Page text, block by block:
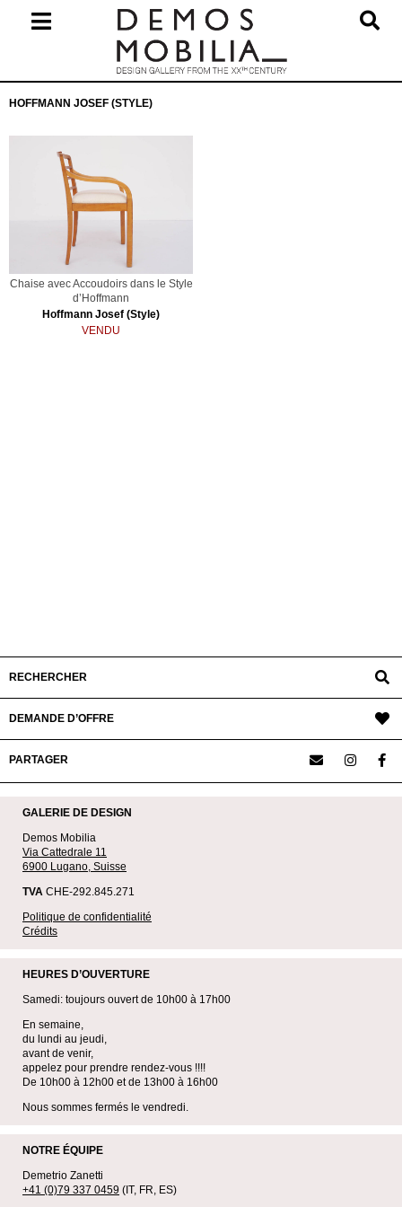
Navigation
HOFFMANN JOSEF (STYLE)
Chaise avec Accoudoirs dans le Style
d’Hoffmann
Hoffmann Josef (Style)
VENDU
RECHERCHER
DEMANDE D’OFFRE
PARTAGER
GALERIE DE DESIGN
Demos Mobilia
Via Cattedrale 11
6900 Lugano, Suisse
TVA CHE-292.845.271
Politique de confidentialité
Crédits
HEURES D’OUVERTURE
Samedi: toujours ouvert de 10h00 à 17h00
En semaine,
du lundi au jeudi,
avant de venir,
appelez pour prendre rendez-vous !!!!
De 10h00 à 12h00 et de 13h00 à 16h00
Nous sommes fermés le vendredi.
NOTRE ÉQUIPE
Demetrio Zanetti
+41 (0)79 337 0459 (IT, FR, ES)